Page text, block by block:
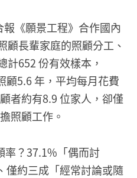
《願景工程》合作國內
顧長輩家庭的照顧分工、
計652 份有效樣本，
顧5.6 年，平均每月花費
者約有8.9 位家人，卻僅
照顧工作。
？37.1%「偶而討
僅約三成「經常討論或隨